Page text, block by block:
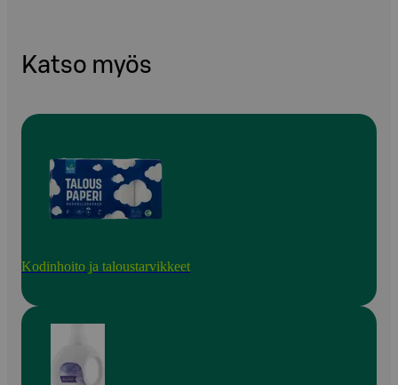
Katso myös
Kodinhoito ja taloustarvikkeet